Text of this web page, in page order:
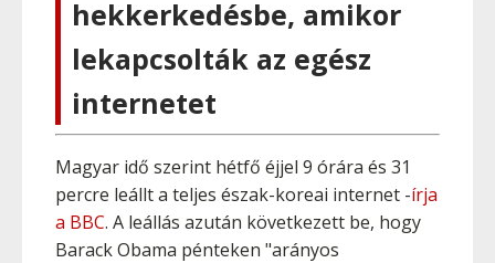
hekkerkedésbe, amikor
lekapcsolták az egész
internetet
Magyar idő szerint hétfő éjjel 9 órára és 31
percre leállt a teljes észak-koreai internet -írja
a BBC. A leállás azután következett be, hogy
Barack Obama pénteken "arányos